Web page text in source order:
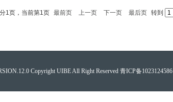
1页，当前第1页 最前页 上一页 下一页 最后页 转到
Copyright UIBE All Right Reserved 青ICP备1023124586